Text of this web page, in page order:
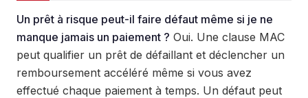
Un prêt à risque peut-il faire défaut même si je ne
manque jamais un paiement ? Oui. Une clause MAC
peut qualifier un prêt de défaillant et déclencher un
remboursement accéléré même si vous avez
effectué chaque paiement à temps. Un défaut peut